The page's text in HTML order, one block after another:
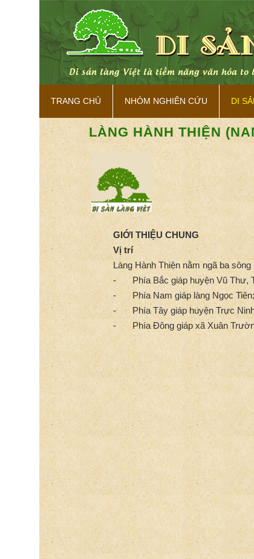
Di sản làng Việt là tiềm năng văn hóa to
TRANG CHỦ NHÓM NGHIÊN CỨU DI
LÀNG HÀNH THIỆN
GIỚI THIỆU CHUNG
Vị trí
Làng Hành Thiện nằm ngã ba
-
Phía Bắc giáp huyện Vũ Thư,
-
Phía Nam giáp làng Ngọc Tiên;
-
Phía Tây giáp huyện Trực
-
Phía Đông giáp xã Xuân